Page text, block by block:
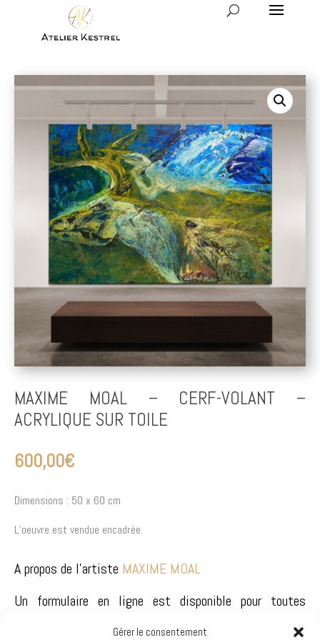
Gérer le consentement
MAXIME MOAL – CERF-VOLANT –
ACRYLIQUE SUR TOILE
600,00€
Dimensions : 50 x 60 cm
L’oeuvre est vendue encadrée.
A propos de l'artiste MAXIME MOAL
Un formulaire en ligne est disponible pour toutes